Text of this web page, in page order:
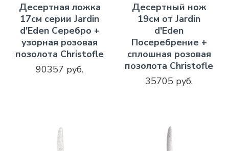
Десертная ложка
17см серии Jardin
d'Eden Серебро +
узорная розовая
позолота Christofle
90357 руб.
Десертный нож
19см от Jardin
d'Eden
Посеребрение +
сплошная розовая
позолота Christofle
35705 руб.